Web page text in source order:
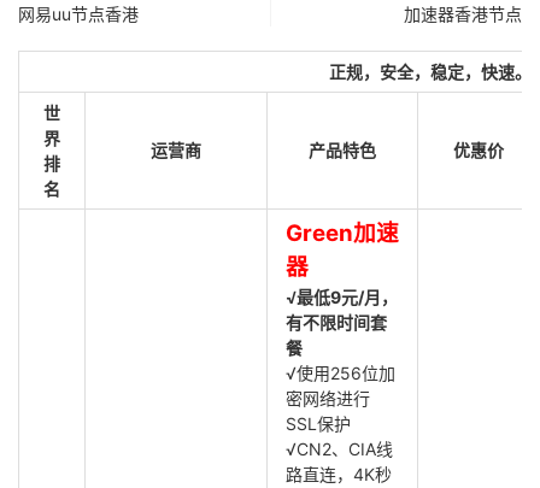
网易uu节点香港 加速器香港节点
正规，安全，稳定，快速。
世
界
排
名
运营商 产品特色 优惠价
Green加速
器
√最低9元/月，
有不限时间套
餐
√使用256位加
密网络进行
SSL保护
√CN2、CIA线
路直连，4K秒